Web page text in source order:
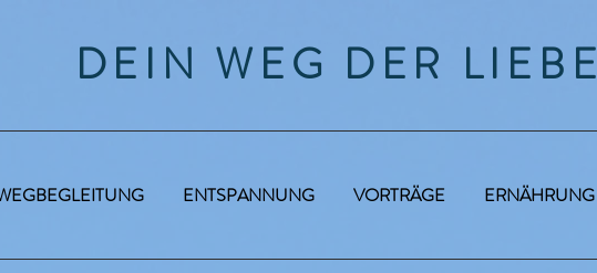
DEIN WEG DER LIEBE
ENTSPANNUNG VORTRÄGE ERNÄHRUNG